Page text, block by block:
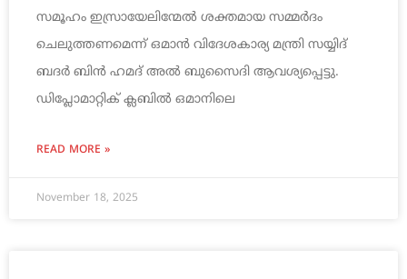
സമൂഹം ഇസ്രായേലിന്മേൽ ശക്തമായ സമ്മർദം
ചെലുത്തണമെന്ന് ഒമാൻ വിദേശകാര്യ മന്ത്രി സയ്യിദ്
ബദർ ബിൻ ഹമദ് അൽ ബുസൈദി ആവശ്യപ്പെട്ടു.
ഡിപ്ലോമാറ്റിക് ക്ലബിൽ ഒമാനിലെ
READ MORE »
November 18, 2025